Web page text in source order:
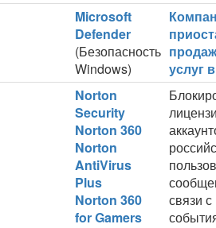
Microsoft
Defender
(Безопасность
Windows)
услуг
Norton
Security
Norton 360
Norton
AntiVirus
Plus
Norton 360
for Gamers
связи